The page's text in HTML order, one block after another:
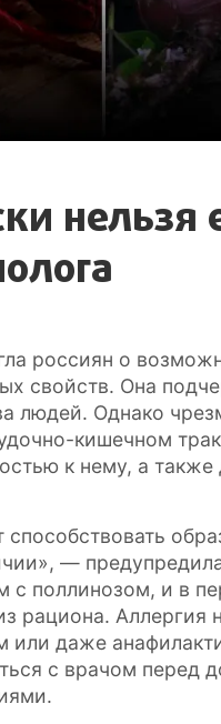
нельзя
россиян о
свойств. Она
людей. Однако
кишечном
к нему, а также
—
с поллинозом, и в
рациона. Аллергия
или даже
с врачом перед